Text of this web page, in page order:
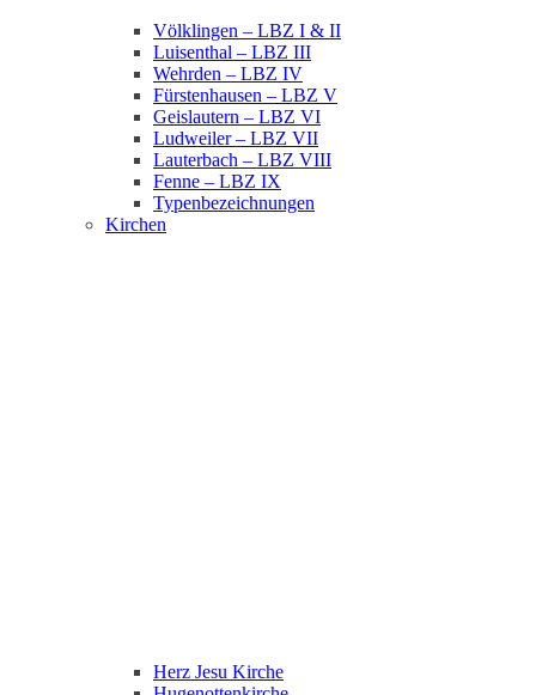
Völklingen – LBZ I & II
Luisenthal – LBZ III
Wehrden – LBZ IV
Fürstenhausen – LBZ V
Geislautern – LBZ VI
Ludweiler – LBZ VII
Lauterbach – LBZ VIII
Fenne – LBZ IX
Typenbezeichnungen
Kirchen
Herz Jesu Kirche